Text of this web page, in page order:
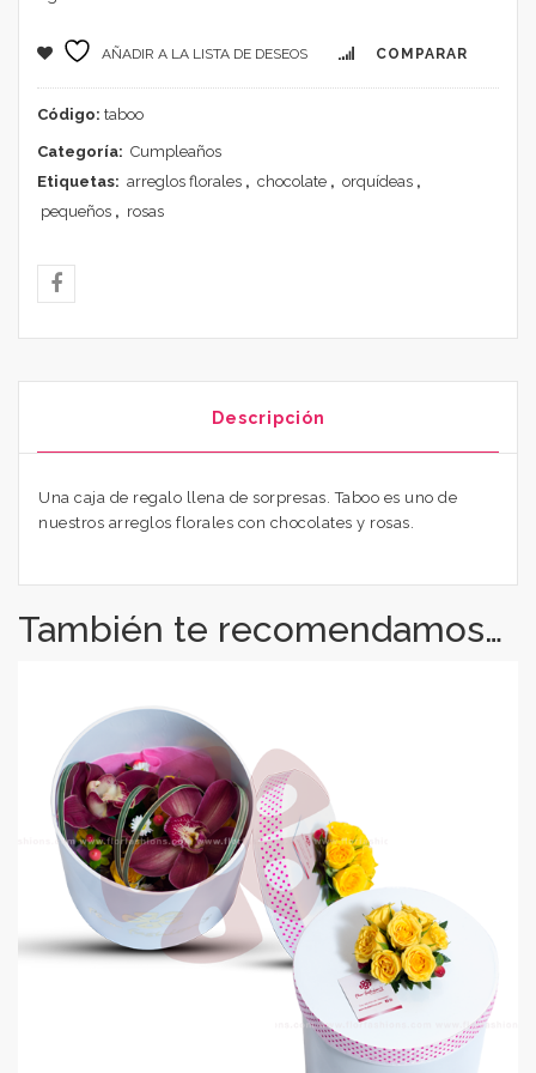
AÑADIR A LA LISTA DE DESEOS COMPARAR
Código: taboo
Categoría: Cumpleaños
Etiquetas: arreglos florales , chocolate , orquídeas ,
pequeños , rosas
Descripción
Una caja de regalo llena de sorpresas. Taboo es uno de
nuestros arreglos florales con chocolates y rosas.
También te recomendamos…